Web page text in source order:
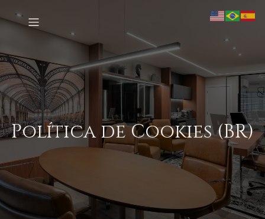
Política de Cookies (BR)